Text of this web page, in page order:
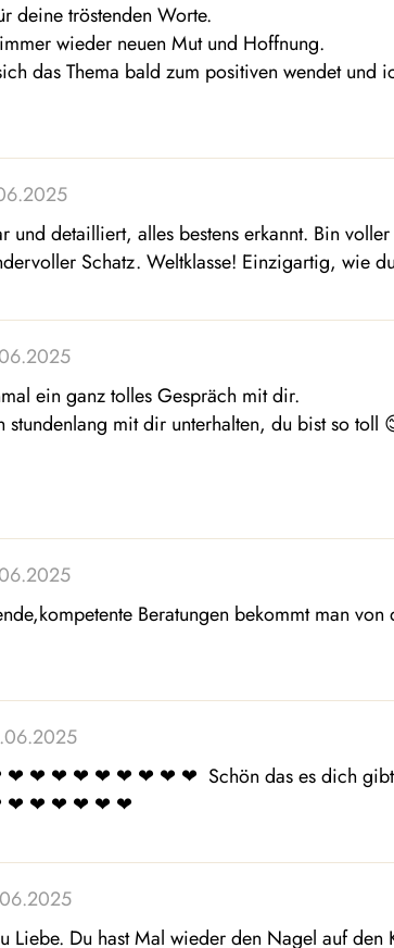
deine tröstenden Worte.
wieder neuen Mut und Hoffnung.
das Thema bald zum positiven wendet
und detailliert, alles bestens erkannt. Bin
Schatz. Weltklasse! Einzigartig, wie
ein ganz tolles Gespräch mit dir.
stundenlang mit dir unterhalten, du bist so
Beratungen bekommt man
️❤ ️❤ ️❤ ️❤ ️❤ ️❤ ️❤ ️❤ ️ Schön das es dich
️❤ ️❤ ️❤ ️❤ ️❤
Liebe. Du hast Mal wieder den Nagel auf